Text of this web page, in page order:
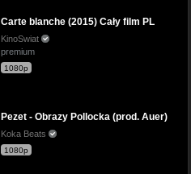
Carte blanche (2015) Cały film PL
KinoSwiat
premium
1080p
Pezet - Obrazy Pollocka (prod. Auer)
Koka Beats
1080p